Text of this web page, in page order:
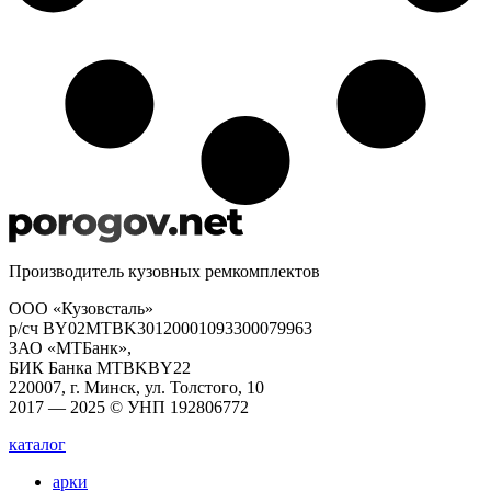
Производитель кузовных ремкомплектов
ООО «Кузовсталь»
р/сч BY02MTBK30120001093300079963
ЗАО «МТБанк»,
БИК Банка MTBKBY22
220007, г. Минск, ул. Толстого, 10
2017 — 2025 © УНП 192806772
каталог
арки